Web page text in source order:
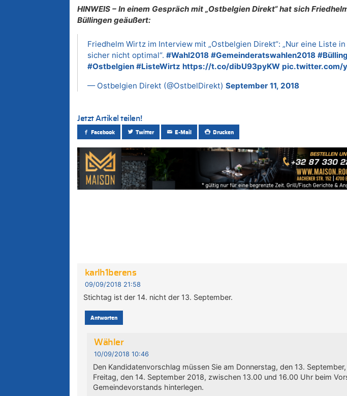
HINWEIS – In einem Gespräch mit „Ostbelgien Direkt“ hat sich
Büllingen geäußert:
Friedhelm Wirtz im Interview mit „Ostbelgien Direkt“: „Nur eine Liste
sicher nicht optimal“. #Wahl2018 #Gemeinderatswahlen2018
#Ostbelgien #ListeWirtz https://t.co/dibU93pyKW pic.twitter.com/
— Ostbelgien Direkt (@OstbelDirekt) September 11, 2018
Jetzt Artikel teilen!
Facebook Twitter E-Mail Drucken
karlh1berens
09/09/2018 21:58
Stichtag ist der 14. nicht der 13. September.
Antworten
Wähler
10/09/2018 10:46
Den Kandidatenvorschlag müssen Sie am Donnerstag, den 13.
Freitag, den 14. September 2018, zwischen 13.00 und 16.00 Uhr beim
Gemeindevorstands hinterlegen.